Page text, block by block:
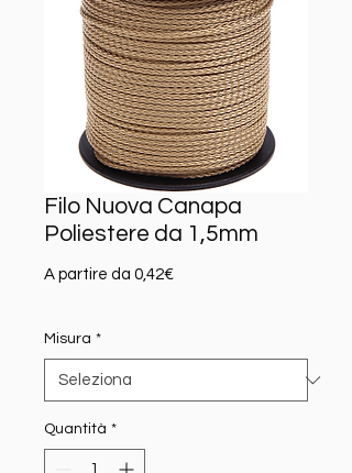
Filo Nuova Canapa
Poliestere da 1,5mm
A partire da 0,42€Prezzo scontato
Misura *
Quantità *